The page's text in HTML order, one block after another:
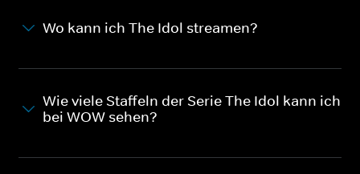
Wo kann ich The Idol streamen?
Wie viele Staffeln der Serie The Idol kann ich
bei WOW sehen?